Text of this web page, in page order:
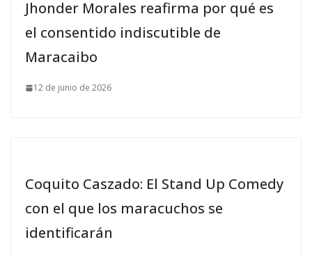
Jhonder Morales reafirma por qué es
el consentido indiscutible de
Maracaibo
12 de junio de 2026
Coquito Caszado: El Stand Up Comedy
con el que los maracuchos se
identificarán